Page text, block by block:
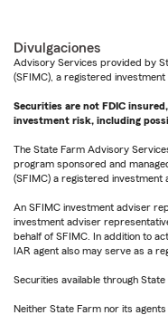
Divulgaciones
Advisory Services provided by
(SFIMC), a registered investment
Securities are not FDIC
investment risk, including
The State Farm Advisory
program sponsored and
(SFIMC) a registered investment
An SFIMC investment adviser
investment adviser
behalf of SFIMC. In addition to
IAR agent also may serve as a
Securities available through
Neither State Farm nor its